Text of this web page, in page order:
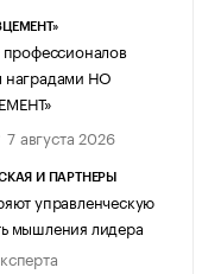
профессионалов
наградами НО
7 августа 2026
И ПАРТНЕРЫ
управленческую
мышления лидера